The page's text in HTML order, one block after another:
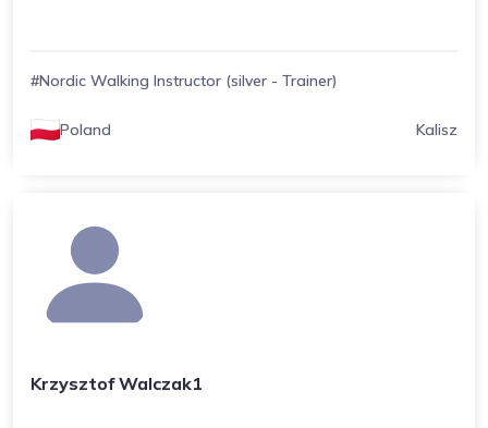
#Nordic Walking Instructor (silver - Trainer)
Poland Kalisz
Krzysztof Walczak1